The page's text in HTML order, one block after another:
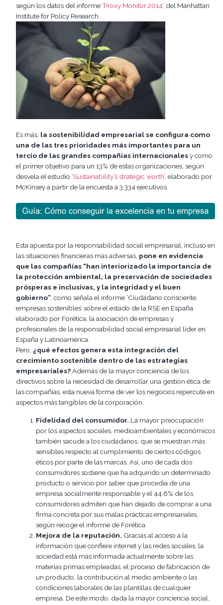
según los datos del informe ‘Proxy Monitor 2014’ del Manhattan
Institute for Policy Research.
Es más, la sostenibilidad empresarial se configura como
una de las tres prioridades más importantes para un
tercio de las grandes compañías internacionalesy como
el primer objetivo para un 13% de estas organizaciones, según
desvela el estudio ‘Sustainability’s strategic worth’, elaborado por
McKinsey a partir de la encuesta a 3.334 ejecutivos.
Esta apuesta por la responsabilidad social empresarial, incluso en
las situaciones financieras más adversas, pone en evidencia
que las compañías “han interiorizado la importancia de
la protección ambiental, la preservación de sociedades
prósperas e inclusivas, y la integridad y el buen
gobierno” , como señala el informe ‘Ciudadano consciente,
empresas sostenibles’ sobre el estado de la RSE en España
elaborado por Forética, la asociación de empresas y
profesionales de la responsabilidad social empresarial líder en
España y Latinoamérica.
Pero, ¿qué efectos genera esta integración del
crecimiento sostenible dentro de las estrategias
empresariales?Además de la mayor conciencia de los
directivos sobre la necesidad de desarrollar una gestión ética de
las compañías, esta nueva forma de ver los negocios repercute en
aspectos más tangibles de la corporación.
Fidelidad del consumidor. La mayor preocupación
por los aspectos sociales, medioambientales y económicos
también sacude a los ciudadanos, que se muestran más
sensibles respecto al cumplimiento de ciertos códigos
éticos por parte de las marcas. Así, uno de cada dos
consumidores sostiene que ha adquirido un determinado
producto o servicio por saber que procedía de una
empresa socialmente responsable y el 44,6% de los
consumidores admiten que han dejado de comprar a una
firma concreta por sus malas prácticas empresariales,
según recoge el informe de Forética.
Mejora de la reputación. Gracias al acceso a la
información que confiere internet y las redes sociales, la
sociedad está más informada actualmente sobre las
materias primas empleadas, el proceso de fabricación de
un producto, la contribución al medio ambiente o las
condiciones laborales de las plantillas de cualquier
empresa. De este modo, dada la mayor conciencia social,